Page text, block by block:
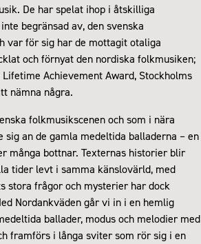
De har spelat ihop i åtskilliga
begränsad av, den svenska
var för sig har de mottagit otaliga
och förnyat den nordiska folkmusiken;
Achievement Award, Stockholms
nämna några.
folkmusikscenen och som i nära
an de gamla medeltida balladerna – en
många bottnar. Texternas historier blir
tider levt i samma känslovärld, med
stora frågor och mysterier har dock
Nordankväden går vi in i en hemlig
ballader, modus och melodier med
framförs i långa sviter som rör sig i en